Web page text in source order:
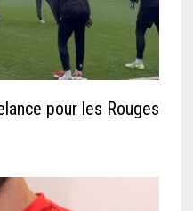
pour les Rouges